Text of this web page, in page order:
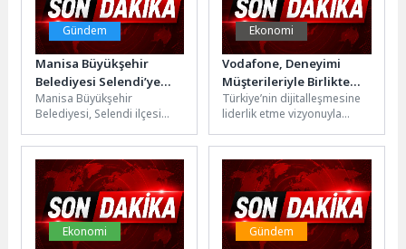
Gündem
Manisa Büyükşehir
Belediyesi Selendi’ye
Modern Mesire Alanı
Kazandırıyor
Manisa Büyükşehir
Belediyesi, Selendi ilçesi
vatandaşların aileleriyle
birlikte güvenli ve konforlu
vakit geçirebileceği...
Ekonomi
Vodafone, Deneyimi
Müşterileriyle Birlikte
Geliştiriyor
Türkiye’nin dijitalleşmesine
liderlik etme vizyonuyla
gösteren Vodafone, müşteri
deneyimi odaklı
çalışmalarına bir yenisini
daha ekledi. Vodafone’un...
Ekonomi Gündem